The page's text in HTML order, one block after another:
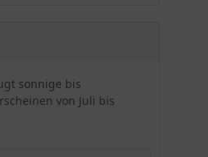
auf frischem bis
Boden ist die
Begleiter. Im
sonnige bis
von Juli bis